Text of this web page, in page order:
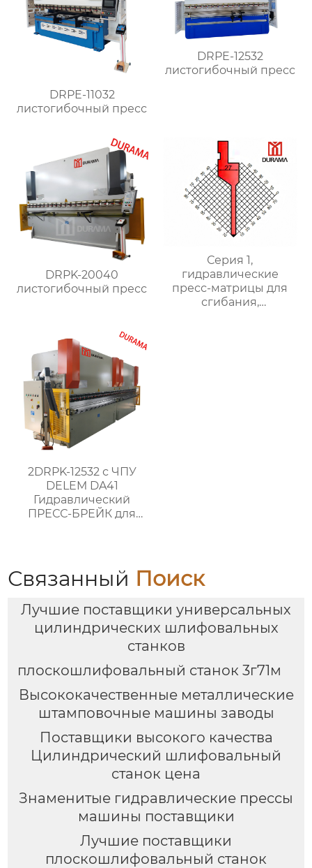
DRPE-11032
листогибочный пресс
DRPE-12532
листогибочный пресс
DRPK-20040
листогибочный пресс
Серия 1,
гидравлические
пресс-матрицы для
сгибания,
2DRPK-12532 с ЧПУ
DELEM DA41
Гидравлический
ПРЕСС-БРЕЙК для
Связанный Поиск
Лучшие поставщики универсальных
цилиндрических шлифовальных
станков
плоскошлифовальный станок 3г71м
Высококачественные металлические
штамповочные машины заводы
Поставщики высокого качества
Цилиндрический шлифовальный
станок цена
Знаменитые гидравлические прессы
машины поставщики
Лучшие поставщики
плоскошлифовальный станок